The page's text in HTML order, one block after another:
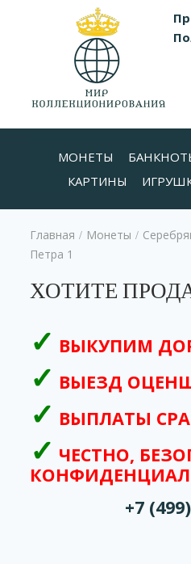
МОНЕТЫ
КАРТИНЫ
Главная / Монеты /
Петра 1
ХОТИТЕ
ВЫКУПИМ
ВЫЕЗД
ВЫПЛАТЫ
ЧЕСТНО,
+7